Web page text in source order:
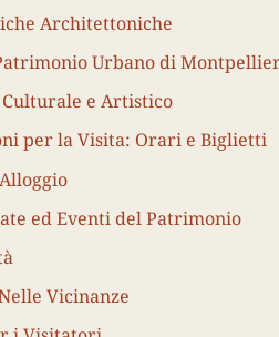
Architettoniche
Urbano di
e Artistico
per la Visita: Orari e Biglietti
ed Eventi del Patrimonio
Vicinanze